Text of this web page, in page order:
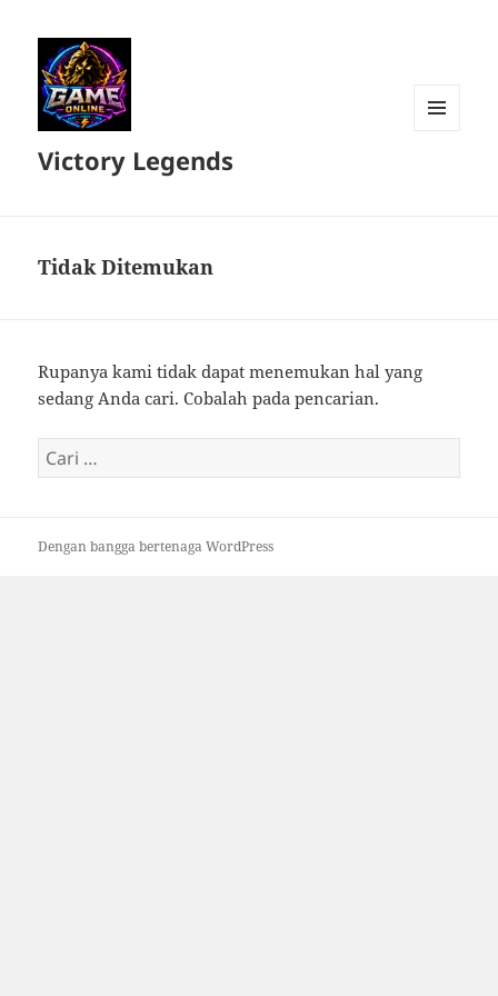
Victory Legends
Tidak Ditemukan
Rupanya kami tidak dapat menemukan hal yang
sedang Anda cari. Cobalah pada pencarian.
Cari
untuk:
Dengan bangga bertenaga WordPress